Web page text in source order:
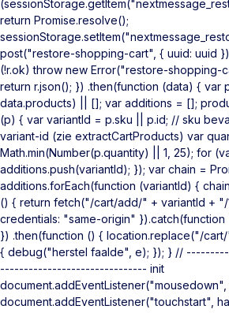
return Promise.resolve();
post("restore-shopping-cart", { uuid: uuid
(!r.ok) throw new Error("restore-shopping-
return r.json(); }) .then(function (data) { var
data.products) || []; var additions = [];
(p) { var variantId = p.sku || p.id; // sku
variant-id (zie extractCartProducts) var
Math.min(Number(p.quantity) || 1, 25); for
additions.push(variantId); }); var chain =
additions.forEach(function (variantId) {
() { return fetch("/cart/add/" + variantId +
credentials: "same-origin"
}) .then(function () { location.replace("/
{ debug("herstel faalde", e); }); } //
------------------------------- init
document.addEventListener("touchstart",